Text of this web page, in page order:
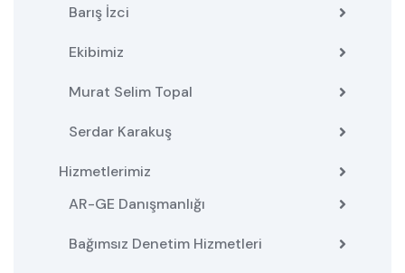
Barış İzci
Ekibimiz
Murat Selim Topal
Serdar Karakuş
Hizmetlerimiz
AR-GE Danışmanlığı
Bağımsız Denetim Hizmetleri